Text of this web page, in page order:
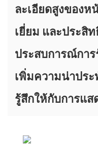
ละเอียดสูงของห
เยี่ยม และประสิ
ประสบการณ์กา
เพิ่มความน่าปร
รู้สึกให้กับการแส